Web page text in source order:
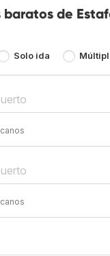
baratos de
Solo ida